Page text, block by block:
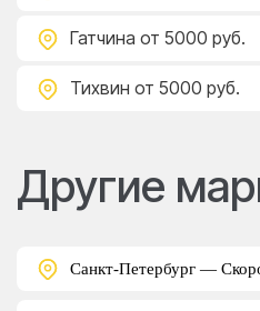
Гатчина от 5000 руб.
Тихвин от 5000 руб.
Другие
Санкт-Петербург —